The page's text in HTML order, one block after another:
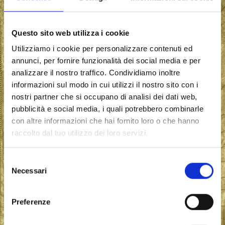
Questo sito web utilizza i cookie
Utilizziamo i cookie per personalizzare contenuti ed
annunci, per fornire funzionalità dei social media e per
analizzare il nostro traffico. Condividiamo inoltre
informazioni sul modo in cui utilizzi il nostro sito con i
nostri partner che si occupano di analisi dei dati web,
pubblicità e social media, i quali potrebbero combinarle
con altre informazioni che hai fornito loro o che hanno
raccolto dal tuo utilizzo dei loro servizi.
S
e
l
e
z
i
Necessari
Preferenze